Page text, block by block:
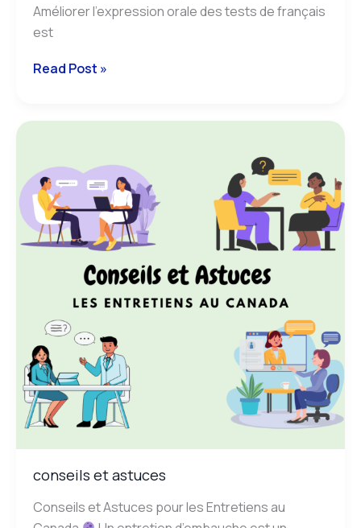
Améliorer l’expression orale des tests de français
est
Read Post »
conseils et astuces
Conseils et Astuces pour les Entretiens au
astuces